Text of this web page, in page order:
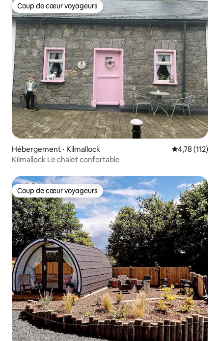
Coup de cœur voyageurs
Coup de cœur voyageurs
Hébergement ⋅ Kilmallock Évaluation
4,78 (112)
Kilmallock Le chalet confortable
Coup de cœur voyageurs
Coup de cœur voyageurs